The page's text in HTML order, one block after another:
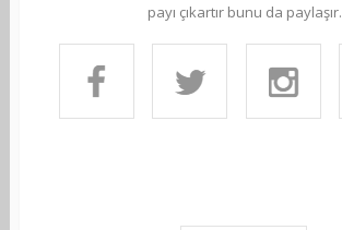
payı çıkartır bunu da paylaşır.